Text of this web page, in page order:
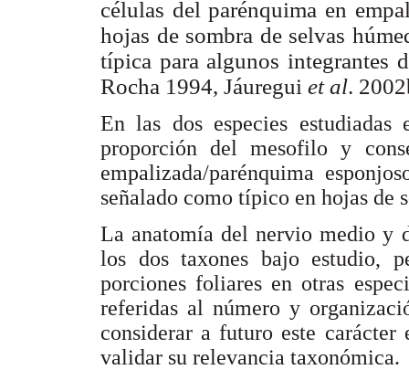
células del parénquima en
hojas de sombra de selvas
típica para algunos integrantes
Rocha 1994, Jáuregui et al.
En las dos especies
proporción del mesofilo y
empalizada/parénquima
señalado como típico en hojas de
La anatomía del nervio medio y
los dos taxones bajo estudio,
porciones foliares en otras
referidas al número y
considerar a futuro este
validar su relevancia taxonómica.